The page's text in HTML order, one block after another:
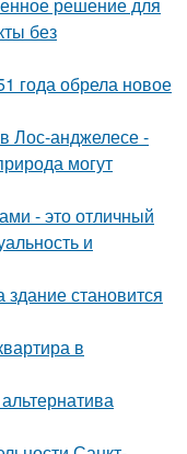
без
года обрела новое
Лос-анджелесе -
могут
- это отличный
и
здание становится
в